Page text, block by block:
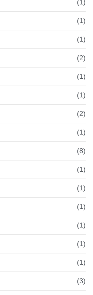
(1)
(1)
(1)
(2)
(1)
(1)
(2)
(1)
(8)
(1)
(1)
(1)
(1)
(1)
(1)
(3)